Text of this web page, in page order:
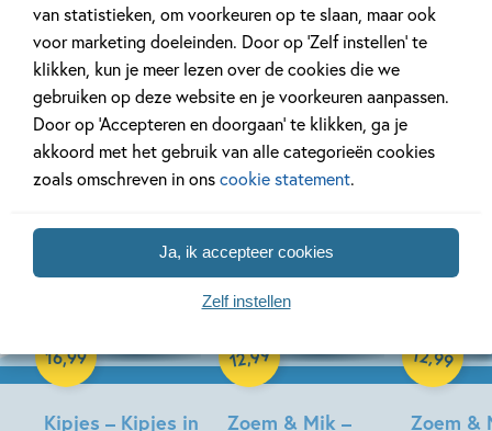
van statistieken, om voorkeuren op te slaan, maar ook
voor marketing doeleinden. Door op ‘Zelf instellen’ te
klikken, kun je meer lezen over de cookies die we
gebruiken op deze website en je voorkeuren aanpassen.
Door op ‘Accepteren en doorgaan’ te klikken, ga je
akkoord met het gebruik van alle categorieën cookies
zoals omschreven in onscookie statement.
Ja, ik accepteer cookies
Zelf instellen
Bekijk ook eens
19-08-2026
Kipjes – Kipjes in
16,99
17-08-2026
Zoem & Mik –
12,99
Hardcover
17-08-2026
Zoem &
12,99
Hardcover